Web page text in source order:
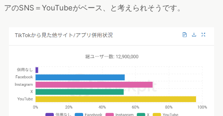
アのSNS＝YouTubeがベース、と考えられそうです。